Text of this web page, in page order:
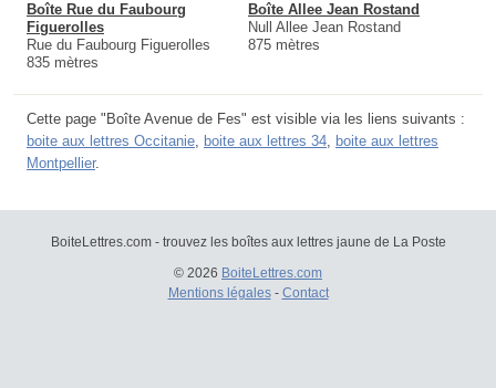
Boîte Rue du Faubourg
Figuerolles
Rue du Faubourg Figuerolles
835 mètres
Boîte Allee Jean Rostand
Null Allee Jean Rostand
875 mètres
Cette page "Boîte Avenue de Fes" est visible via les liens suivants :
boite aux lettres Occitanie, boite aux lettres 34, boite aux lettres
Montpellier.
BoiteLettres.com - trouvez les boîtes aux lettres jaune de La Poste
© 2026 BoiteLettres.com
Mentions légales- Contact